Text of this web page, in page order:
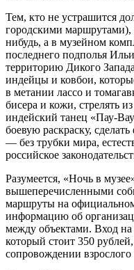
Тем, кто не устрашится
городскими маршрутами),
нибудь, а в музейном
последнего подполья
территорию Дикого
индейцы и ковбои,
в метании лассо и
бисера и кожи, стрелять
индейский танец «Пау-
боевую раскраску,
— без трубки мира,
российское
Разумеется, «Ночь в
вышеперечисленными
маршруты на
информацию об
между объектами. Вход
который стоит 350
сопровождении